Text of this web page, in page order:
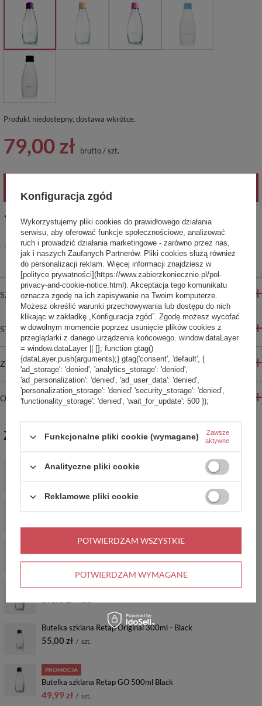
Produkt niedostepny, dostawa wkrótce
79,00 zł brutto/szt.
14dni na łatwy zwrot
Ten produkt nie jest dostępny w sklepie stacjonarnym
Bezpieczne zakupy
SZCZEGÓŁOWE INFORMACJE
STREFA REKOMENDACJI
ZADAJ PYTANIE
OPINIE
ZABIERZ JESZCZE :)
Butelka szklana Retap Original 800ml Magenta
Butelka szklana Retap Original 300ml - Orange
Butelka szklana Retap Original 500ml - Black
Butelka szklana Retap Original 300ml - Black
55,00 zł / szt.
PROMOCJA
Butelka szklana Retap GO 500ml Black
49,99 zł / szt.
Konfiguracja zgód
Wykorzystujemy pliki cookies do prawidłowego działania
serwisu, aby oferować funkcje społecznościowe, analizować
ruch i prowadzić działania marketingowe - zarówno przez nas,
jak i naszych Zaufanych Partnerów. Pliki cookies służą również
do personalizacji reklam. Więcej informacji znajdziesz w
[polityce prywatności](https://www.zabierzkoniecznie.pl/pol-
privacy-and-cookie-notice.html). Akceptacja tego komunikatu
oznacza zgodę na ich zapisywanie na Twoim komputerze.
Możesz określić warunki przechowywania lub dostępu do nich
klikając w zakładkę „Konfiguracja zgód”. Zgodę możesz wycofać
w dowolnym momencie poprzez usunięcie plików cookies z
przeglądarki z danego urządzenia końcowego. window.dataLayer
= window.dataLayer || []; function gtag()
{dataLayer.push(arguments);} gtag('consent', 'default', {
'ad_storage': 'denied', 'analytics_storage': 'denied',
'ad_personalization': 'denied', 'ad_user_data': 'denied',
'personalization_storage': 'denied' 'security_storage': 'denied',
'functionality_storage': 'denied', 'wait_for_update': 500 });
Funkcjonalne pliki cookie (wymagane)
Zawsze
aktywne
Analityczne pliki cookie
Reklamowe pliki cookie
POTWIERDZAM WYMAGANE
POTWIERDZAM WSZYSTKIE